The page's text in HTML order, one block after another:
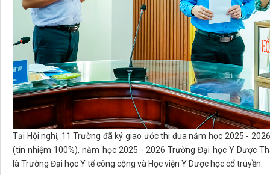
Tại Hội nghị, 11 Trường đã ký giao ước thi đua năm học 2025 -
(tín nhiệm 100%), năm học 2025 - 2026 Trường Đại học Y Dược
là Trường Đại học Y tế công cộng và Học viện Y Dược học cổ truyền.